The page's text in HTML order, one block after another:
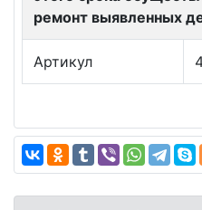
ремонт выявленных
Артикул